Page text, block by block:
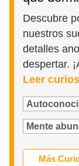
Descubre
nuestros
detalles
despertar.
Leer
Mente
Más